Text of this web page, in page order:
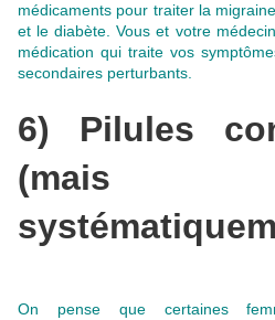
médicaments pour traiter la
et le diabète. Vous et votre
médication qui traite vos
secondaires perturbants.
6) Pilules
On pense que certaines